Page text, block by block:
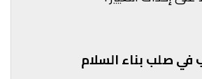
في صلب بناء السلام